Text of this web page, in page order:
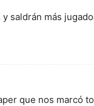
saldrán más
que nos marcó